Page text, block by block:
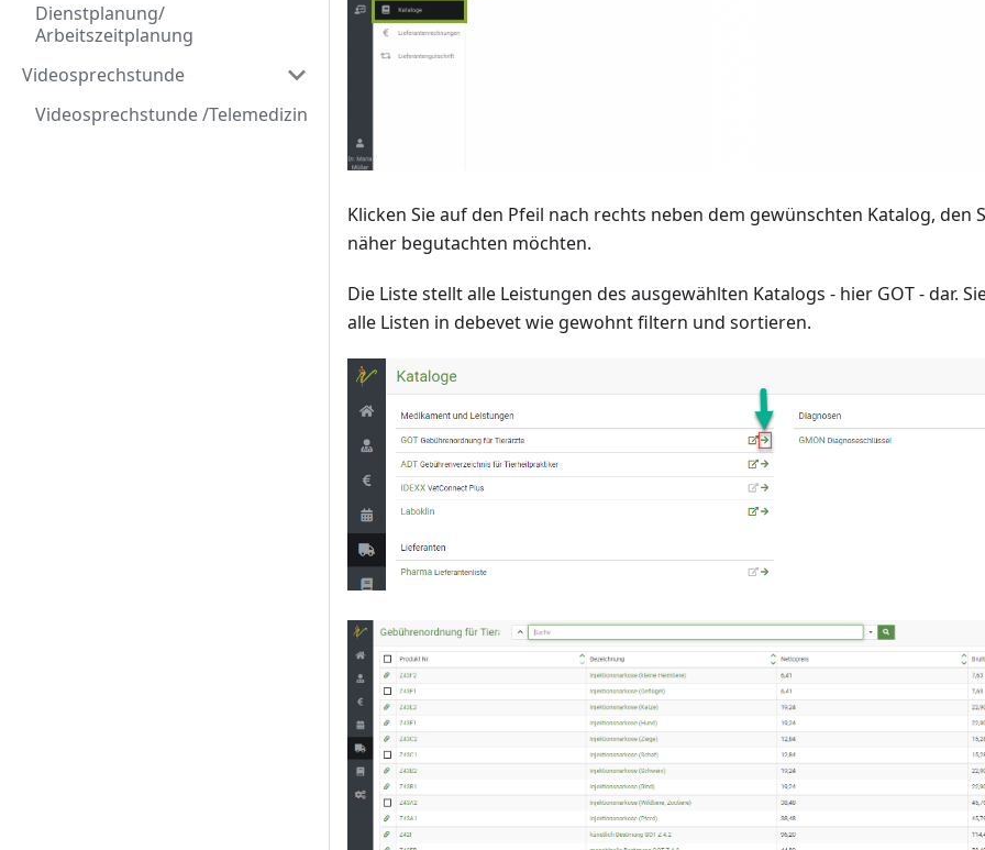
Dienstplanung/
Arbeitszeitplanung
Videosprechstunde
Videosprechstunde /Telemedizin
Klicken Sie auf den Pfeil nach rechts neben dem gewünschten Katalog, den
näher begutachten möchten.
Die Liste stellt alle Leistungen des ausgewählten Katalogs - hier GOT - dar.
alle Listen in debevet wie gewohnt filtern und sortieren.